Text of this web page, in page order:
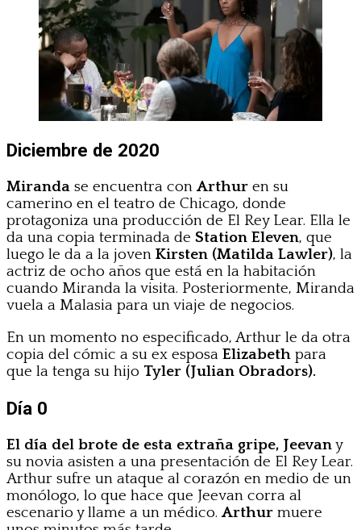
Diciembre de 2020
Miranda se encuentra con Arthur en su
camerino en el teatro de Chicago, donde
protagoniza una producción de El Rey Lear. Ella le
da una copia terminada de Station Eleven, que
luego le da a la joven Kirsten (Matilda Lawler), la
actriz de ocho años que está en la habitación
cuando Miranda la visita. Posteriormente, Miranda
vuela a Malasia para un viaje de negocios.
En un momento no especificado, Arthur le da otra
copia del cómic a su ex esposa Elizabeth para
que la tenga su hijo Tyler (Julian Obradors).
Día 0
El día del brote de esta extraña gripe, Jeevany
su novia asisten a una presentación de El Rey Lear.
Arthur sufre un ataque al corazón en medio de un
monólogo, lo que hace que Jeevan corra al
escenario y llame a un médico. Arthur muere